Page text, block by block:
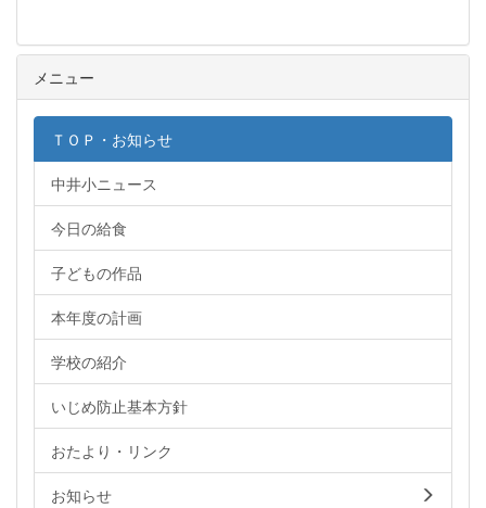
メニュー
ＴＯＰ・お知らせ
中井小ニュース
今日の給食
子どもの作品
本年度の計画
学校の紹介
いじめ防止基本方針
おたより・リンク
お知らせ